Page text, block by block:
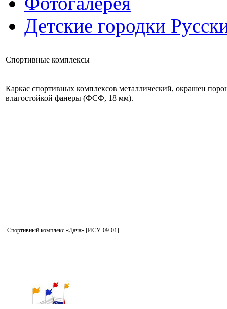
Детские городки
Спортивные комплексы
Каркас спортивных комплексов металлический, окрашен
влагостойкой фанеры (ФСФ, 18 мм).
Спортивный комплекс «Дача» [ИСУ-09-01]